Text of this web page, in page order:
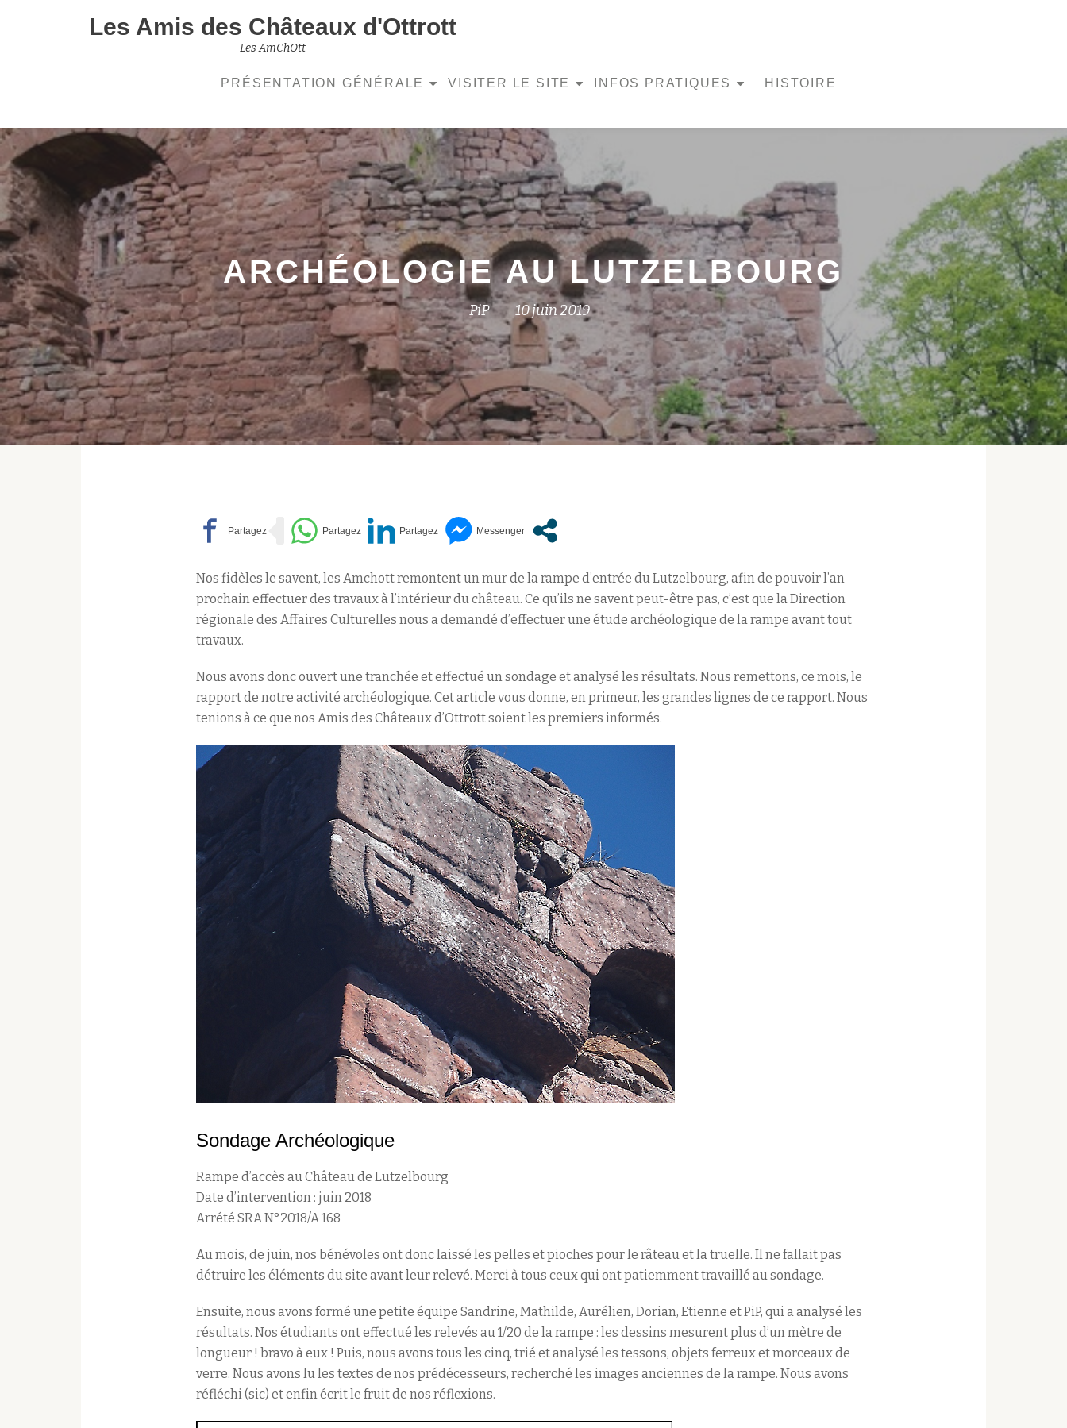
Les Amis des Châteaux d'Ottrott
Les AmChOtt
PRÉSENTATION GÉNÉRALE VISITER LE SITE INFOS PRATIQUES HISTOIRE
ARCHÉOLOGIE AU LUTZELBOURG
PiP 10 juin 2019
Nos fidèles le savent, les Amchott remontent un mur de la rampe d’entrée du Lutzelbourg, afin de pouvoir l’an
prochain effectuer des travaux à l’intérieur du château. Ce qu’ils ne savent peut-être pas, c’est que la Direction
régionale des Affaires Culturelles nous a demandé d’effectuer une étude archéologique de la rampe avant tout
travaux.
Nous avons donc ouvert une tranchée et effectué un sondage et analysé les résultats. Nous remettons, ce mois, le
rapport de notre activité archéologique. Cet article vous donne, en primeur, les grandes lignes de ce rapport. Nous
tenions à ce que nos Amis des Châteaux d’Ottrott soient les premiers informés.
Sondage Archéologique
Rampe d’accès au Château de Lutzelbourg
Date d’intervention : juin 2018
Arrété SRA N°2018/A 168
Au mois, de juin, nos bénévoles ont donc laissé les pelles et pioches pour le râteau et la truelle. Il ne fallait pas
détruire les éléments du site avant leur relevé. Merci à tous ceux qui ont patiemment travaillé au sondage.
Ensuite, nous avons formé une petite équipe Sandrine, Mathilde, Aurélien, Dorian, Etienne et PiP, qui a analysé les
résultats. Nos étudiants ont effectué les relevés au 1/20 de la rampe : les dessins mesurent plus d’un mètre de
longueur ! bravo à eux ! Puis, nous avons tous les cinq, trié et analysé les tessons, objets ferreux et morceaux de
verre. Nous avons lu les textes de nos prédécesseurs, recherché les images anciennes de la rampe. Nous avons
réfléchi (sic) et enfin écrit le fruit de nos réflexions.